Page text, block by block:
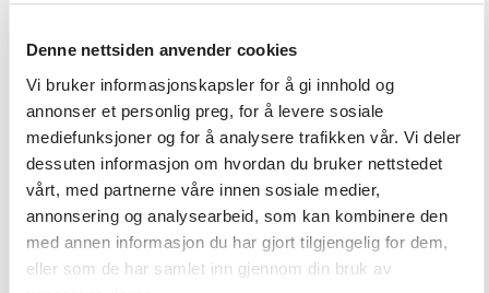
Denne nettsiden anvender cookies
Vi bruker informasjonskapsler for å gi innhold og
annonser et personlig preg, for å levere sosiale
mediefunksjoner og for å analysere trafikken vår. Vi deler
dessuten informasjon om hvordan du bruker nettstedet
vårt, med partnerne våre innen sosiale medier,
annonsering og analysearbeid, som kan kombinere den
med annen informasjon du har gjort tilgjengelig for dem,
eller som de har samlet inn gjennom din bruk av